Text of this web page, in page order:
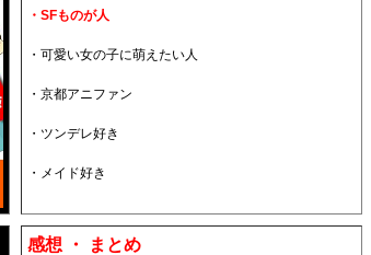
・SFものが人
・可愛い女の子に萌えたい人
・京都アニファン
・ツンデレ好き
・メイド好き
感想 ・ まとめ